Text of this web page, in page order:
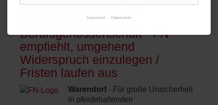
Beitragsbescheide zur
landwirtschaftlichen
Berufsgenossenschaft - FN
empfiehlt, umgehend
Widerspruch einzulegen /
Fristen laufen aus
Warendorf - Für große Unsicherheit
in pferdehaltenden
Impressum Datenschutz